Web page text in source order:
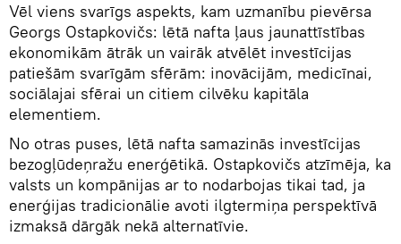
Vēl viens svarīgs aspekts, kam uzmanību pievērsa
Georgs Ostapkovičs: lētā nafta ļaus jaunattīstības
ekonomikām ātrāk un vairāk atvēlēt investīcijas
patiešām svarīgām sfērām: inovācijām, medicīnai,
sociālajai sfērai un citiem cilvēku kapitāla
elementiem.
No otras puses, lētā nafta samazinās investīcijas
bezogļūdeņražu enerģētikā. Ostapkovičs atzīmēja, ka
valsts un kompānijas ar to nodarbojas tikai tad, ja
enerģijas tradicionālie avoti ilgtermiņa perspektīvā
izmaksā dārgāk nekā alternatīvie.